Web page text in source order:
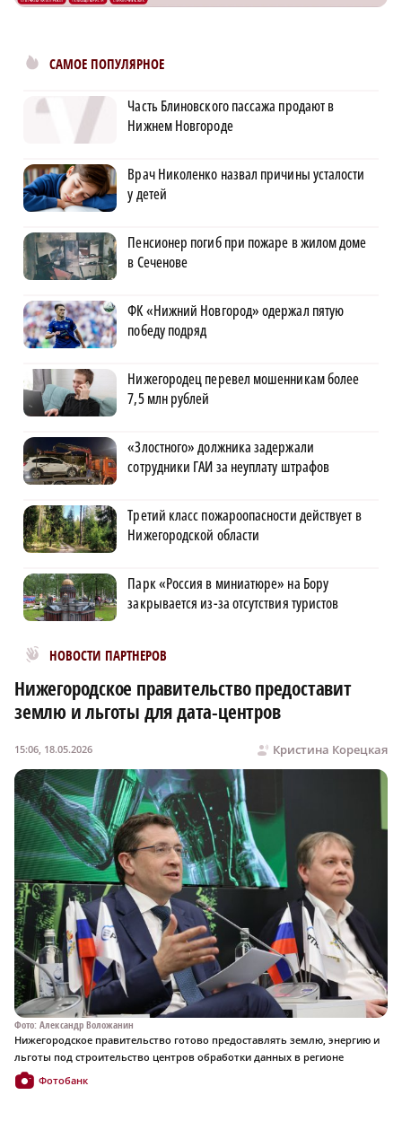
САМОЕ ПОПУЛЯРНОЕ
Часть Блиновского пассажа продают в
Нижнем Новгороде
Врач Николенко назвал причины усталости
у детей
Пенсионер погиб при пожаре в жилом доме
в Сеченове
ФК «Нижний Новгород» одержал пятую
победу подряд
Нижегородец перевел мошенникам более
7,5 млн рублей
«Злостного» должника задержали
сотрудники ГАИ за неуплату штрафов
Третий класс пожароопасности действует в
Нижегородской области
Парк «Россия в миниатюре» на Бору
закрывается из-за отсутствия туристов
НОВОСТИ ПАРТНЕРОВ
Новости МирТесен
Нижегородское правительство предоставит
землю и льготы для дата-центров
Кристина Корецкая
15:06, 18.05.2026
Фото: Александр Воложанин
Нижегородское правительство готово предоставлять землю, энергию и
льготы под строительство центров обработки данных в регионе
Фотобанк